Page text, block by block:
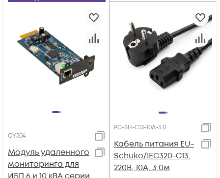
CY504
Модуль удаленного
мониторинга для
PC-SH-C13-10A-3.0
Кабель питания EU-
Schuko/IEC320-C13,
220B, 10А, 3.0м